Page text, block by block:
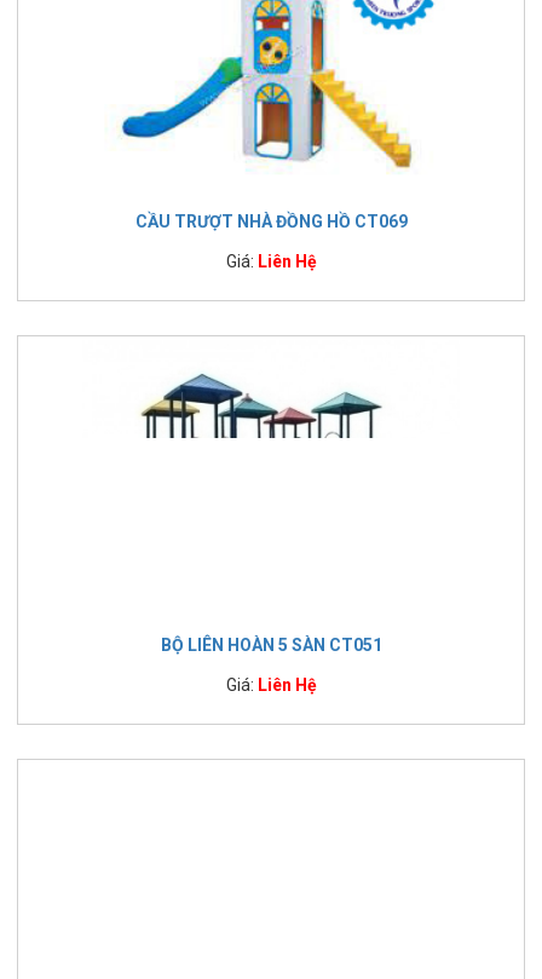
CẦU TRƯỢT NHÀ ĐỒNG HỒ CT069
Giá: Liên Hệ
BỘ LIÊN HOÀN 5 SÀN CT051
Giá: Liên Hệ